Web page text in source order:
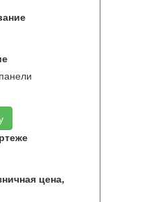
цена,